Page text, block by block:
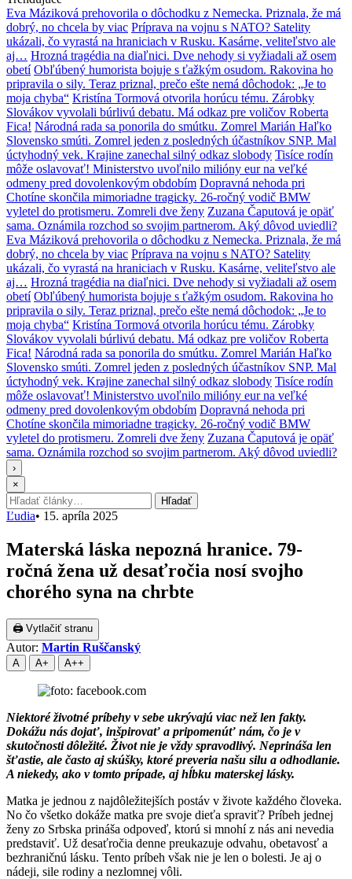
Eva Máziková prehovorila o dôchodku z Nemecka. Priznala, že má
dobrý, no chcela by viac Príprava na vojnu s NATO? Satelity
ukázali, čo vyrastá na hraniciach v Rusku. Kasárne, veliteľstvo ale
aj… Hrozná tragédia na diaľnici. Dve nehody si vyžiadali až osem
obetí Obľúbený humorista bojuje s ťažkým osudom. Rakovina ho
pripravila o sily. Teraz priznal, prečo ešte nemá dôchodok: „Je to
moja chyba“ Kristína Tormová otvorila horúcu tému. Zárobky
Slovákov vyvolali búrlivú debatu. Má odkaz pre voličov Roberta
Fica! Národná rada sa ponorila do smútku. Zomrel Marián Haľko
Slovensko smúti. Zomrel jeden z posledných účastníkov SNP. Mal
úctyhodný vek. Krajine zanechal silný odkaz slobody Tisíce rodín
môže oslavovať! Ministerstvo uvoľnilo milióny eur na veľké
odmeny pred dovolenkovým obdobím Dopravná nehoda pri
Chotíne skončila mimoriadne tragicky. 26-ročný vodič BMW
vyletel do protismeru. Zomreli dve ženy Zuzana Čaputová je opäť
sama. Oznámila rozchod so svojim partnerom. Aký dôvod uviedli?
Eva Máziková prehovorila o dôchodku z Nemecka. Priznala, že má
dobrý, no chcela by viac Príprava na vojnu s NATO? Satelity
ukázali, čo vyrastá na hraniciach v Rusku. Kasárne, veliteľstvo ale
aj… Hrozná tragédia na diaľnici. Dve nehody si vyžiadali až osem
obetí Obľúbený humorista bojuje s ťažkým osudom. Rakovina ho
pripravila o sily. Teraz priznal, prečo ešte nemá dôchodok: „Je to
moja chyba“ Kristína Tormová otvorila horúcu tému. Zárobky
Slovákov vyvolali búrlivú debatu. Má odkaz pre voličov Roberta
Fica! Národná rada sa ponorila do smútku. Zomrel Marián Haľko
Slovensko smúti. Zomrel jeden z posledných účastníkov SNP. Mal
úctyhodný vek. Krajine zanechal silný odkaz slobody Tisíce rodín
môže oslavovať! Ministerstvo uvoľnilo milióny eur na veľké
odmeny pred dovolenkovým obdobím Dopravná nehoda pri
Chotíne skončila mimoriadne tragicky. 26-ročný vodič BMW
vyletel do protismeru. Zomreli dve ženy Zuzana Čaputová je opäť
sama. Oznámila rozchod so svojim partnerom. Aký dôvod uviedli?
›
×
Hľadať: Hľadať
Ľudia• 15. apríla 2025
Materská láska nepozná hranice. 79-
ročná žena už desaťročia nosí svojho
chorého syna na chrbte
🖨 Vytlačiť stranu
Autor: Martin Ruščanský
A A+ A++
Niektoré životné príbehy v sebe ukrývajú viac než len fakty.
Dokážu nás dojať, inšpirovať a pripomenúť nám, čo je v
skutočnosti dôležité. Život nie je vždy spravodlivý. Neprináša len
šťastie, ale často aj skúšky, ktoré preveria našu silu a odhodlanie.
A niekedy, ako v tomto prípade, aj hĺbku materskej lásky.
Matka je jednou z najdôležitejších postáv v živote každého človeka.
No čo všetko dokáže matka pre svoje dieťa spraviť? Príbeh jednej
ženy zo Srbska prináša odpoveď, ktorú si mnohí z nás ani nevedia
predstaviť. Už desaťročia denne preukazuje odvahu, obetavosť a
bezhraničnú lásku. Tento príbeh však nie je len o bolesti. Je aj o
nádeji, sile rodiny a nezlomnej vôli.